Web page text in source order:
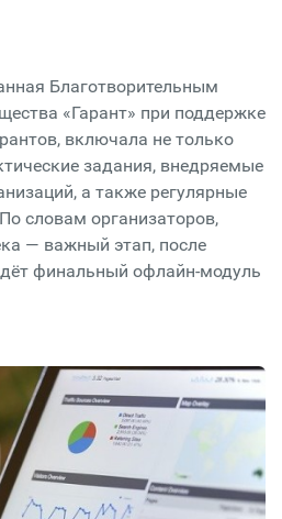
Благотворительным
«Гарант» при поддержке
включала не только
задания, внедряемые
а также регулярные
словам организаторов,
— важный этап, после
финальный офлайн-модуль